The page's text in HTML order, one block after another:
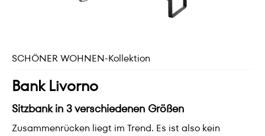
SCHÖNER WOHNEN-Kollektion
Bank Livorno
Sitzbank in 3 verschiedenen Größen
Zusammenrücken liegt im Trend. Es ist also kein